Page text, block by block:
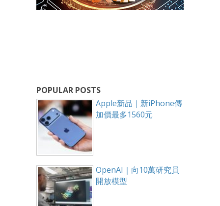
POPULAR POSTS
Apple新品｜新iPhone傳
加價最多1560元
OpenAI｜向10萬研究員
開放模型